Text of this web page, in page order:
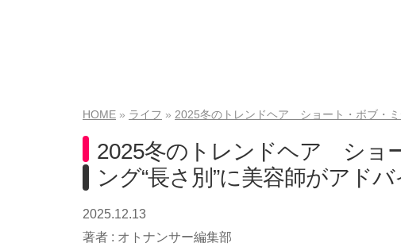
HOME ライフ 2025冬のトレンドヘア ショート・ボブ・ミ
2025冬のトレンドヘア ショ
ング“長さ別”に美容師がアドバ
2025.12.13
著者 : オトナンサー編集部